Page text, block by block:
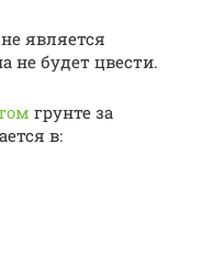
является
не будет цвести.
грунте за
в: